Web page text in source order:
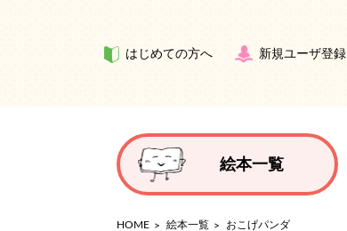
はじめての方へ 新規ユーザ登録
絵本一覧
HOME 絵本一覧 おこげパンダ